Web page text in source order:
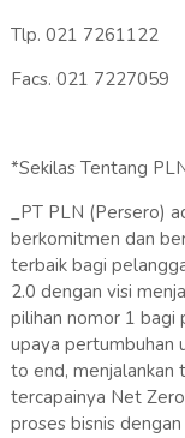
Tlp. 021 7261122
Facs. 021 7227059
*Sekilas Tentang
_PT PLN (Persero)
berkomitmen dan
terbaik bagi
2.0 dengan visi
pilihan nomor 1 bagi
upaya pertumbuhan
to end, menjalankan
tercapainya Net
proses bisnis